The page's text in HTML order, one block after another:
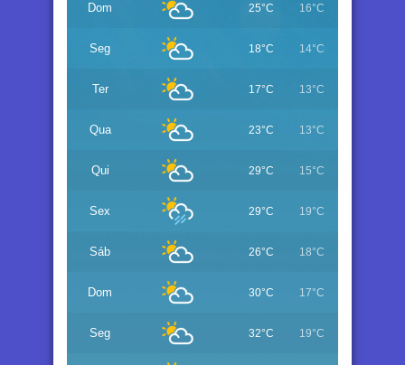
Dom 25°C 16°C
Seg 18°C 14°C
Ter 17°C 13°C
Qua 23°C 13°C
Qui 29°C 15°C
Sex 29°C 19°C
Sáb 26°C 18°C
Dom 30°C 17°C
Seg 32°C 19°C